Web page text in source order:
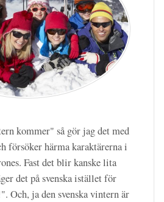
kommer" så gör jag det med
försöker härma karaktärerna i
Fast det blir kanske lita
det på svenska istället för
Och, ja den svenska vintern är